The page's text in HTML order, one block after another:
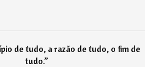
de tudo, a razão de tudo, o fim de
tudo.”